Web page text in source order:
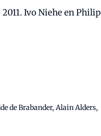
Ivo Niehe en Philip
de Brabander, Alain Alders,